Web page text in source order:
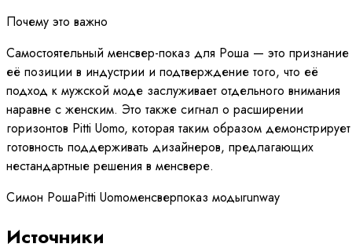
Почему это важно
Самостоятельный менсвер-показ для Роша — это признание
её позиции в индустрии и подтверждение того, что её
подход к мужской моде заслуживает отдельного внимания
наравне с женским. Это также сигнал о расширении
горизонтов Pitti Uomo, которая таким образом демонстрирует
готовность поддерживать дизайнеров, предлагающих
нестандартные решения в менсвере.
Симон РошаPitti Uomoменсверпоказ модыrunway
Источники